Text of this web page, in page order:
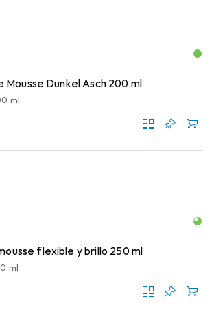
Mousse Dunkel Asch 200 ml
ml
flexible y brillo 250 ml
ml